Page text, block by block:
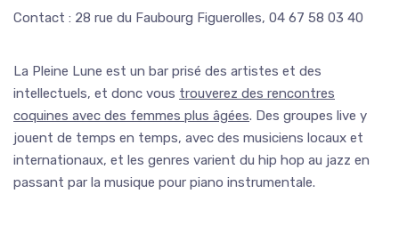
Contact : 28 rue du Faubourg Figuerolles, 04 67 58 03 40
La Pleine Lune est un bar prisé des artistes et des
intellectuels, et donc vous trouverez des rencontres
coquines avec des femmes plus âgées. Des groupes live y
jouent de temps en temps, avec des musiciens locaux et
internationaux, et les genres varient du hip hop au jazz en
passant par la musique pour piano instrumentale.